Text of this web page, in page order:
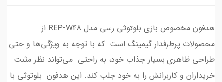
هدفون مخصوص بازی بلوتوثی رسی مدل REP-W48 از
محصولات پرطرفدار گیمینگ است که با توجه به ویژگی‌ها و حتی
طراحی ظاهری بسیار جذاب خود، به راحتی می‌تواند نظر مثبت
خریداران و کاربرانش را به خود جلب کند. این هدفون بلوتوثی با